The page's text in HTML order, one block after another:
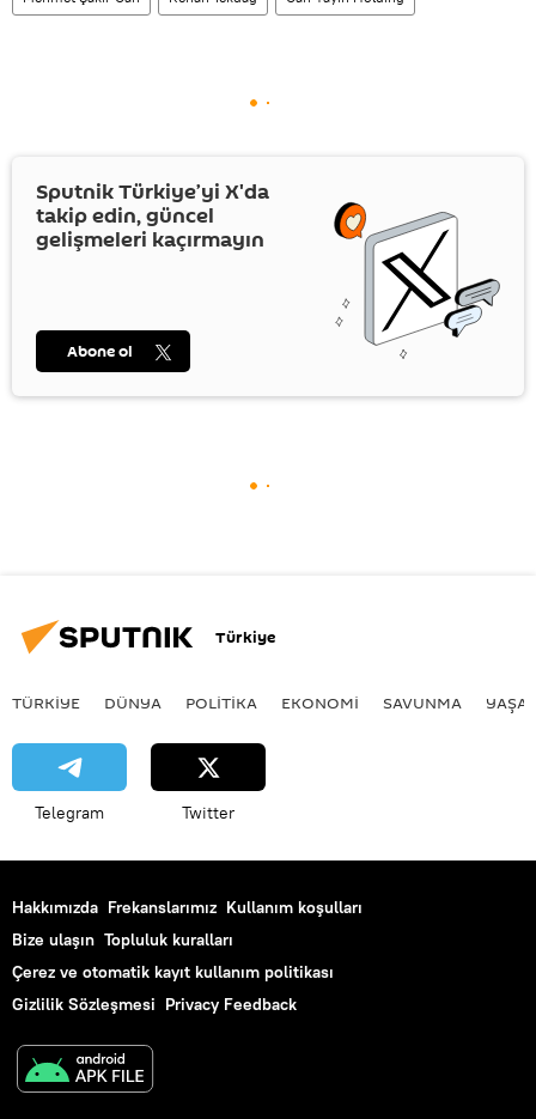
Sputnik Türkiye’yi X'da
takip edin, güncel
gelişmeleri kaçırmayın
Abone ol
Türkiye
TÜRKIYE DÜNYA POLİTİKA EKONOMİ SAVUNMA
Telegram Twitter
Hakkımızda Frekanslarımız Kullanım koşulları
Bize ulaşın Topluluk kuralları
Çerez ve otomatik kayıt kullanım politikası
Gizlilik Sözleşmesi Privacy Feedback